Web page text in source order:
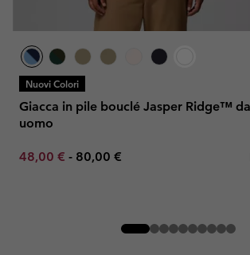
Nuovi Colori
Giacca in pile bouclé Jasper Ridge™ da
uomo
Minimum sale price:
48,00 € - Maximum price:
80,00 €